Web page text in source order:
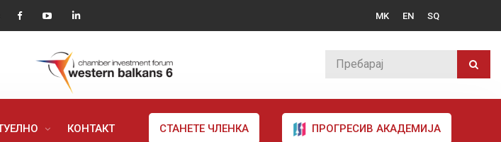
MK EN SQ
КОНТАКТ СТАНЕТЕ ЧЛЕНКА ПРОГРЕСИВ АКАДЕМИЈА